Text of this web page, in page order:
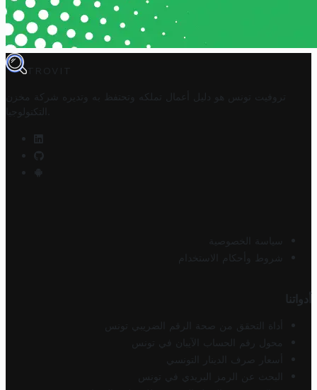
TROVIT
تروفيت تونس هو دليل أعمال تملكه وتحتفظ به وتديره
شركة مخزن
التكنولوجيا
سياسة الخصوصية
شروط وأحكام الاستخدام
أدواتنا
أداة التحقق من صحة الرقم الضريبي تونس
محول رقم الحساب الآيبان في تونس
أسعار صرف الدينار التونسي
البحث عن الرمز البريدي في تونس